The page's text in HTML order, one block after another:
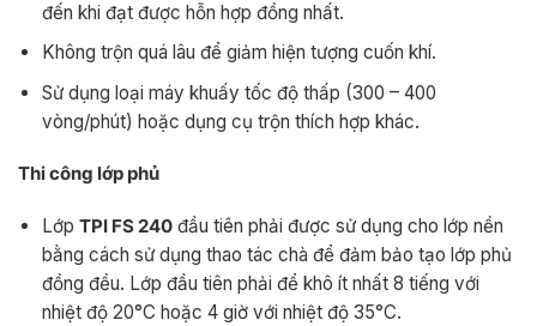
đến khi đạt được hỗn hợp đồng nhất.
Không trộn quá lâu để giảm hiện tượng cuốn khí.
Sử dụng loại máy khuấy tốc độ thấp (300 – 400
vòng/phút) hoặc dụng cụ trộn thích hợp khác.
Thi công lớp phủ
Lớp TPI FS 240đầu tiên phải được sử dụng cho lớp nền
bằng cách sử dụng thao tác chà để đảm bảo tạo lớp phủ
đồng đều. Lớp đầu tiên phải để khô ít nhất 8 tiếng với
nhiệt độ 20°C hoặc 4 giờ với nhiệt độ 35°C.